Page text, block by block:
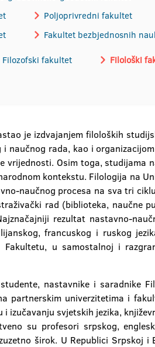
Poljoprivredni fakultet
Fakultet bezbjednosnih
Filozofski fakultet Filološki
je izdvajanjem filoloških
naučnog rada, kao i
vrijednosti. Osim toga,
kontekstu. Filologija na
naučnog procesa na sva tri
rad (biblioteka, naučne
rezultat nastavno-
francuskog i ruskog
Fakultetu, u samostalnoj i
nastavnike i saradnike
partnerskim univerzitetima i
izučavanju svjetskih jezika,
su profesori srpskog,
širok. U Republici Srpskoj